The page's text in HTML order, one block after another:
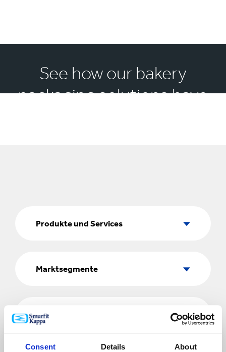
Consent Details About
See how our bakery
packaging solutions have
Produkte und Services
Marktsegmente
Land